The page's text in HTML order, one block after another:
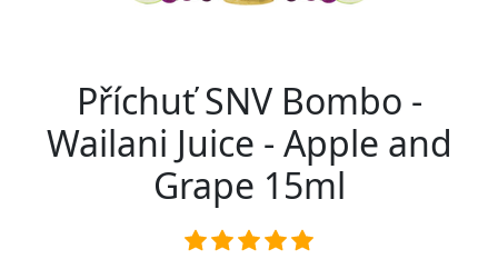
Příchuť SNV Bombo -
Wailani Juice - Apple and
Grape 15ml